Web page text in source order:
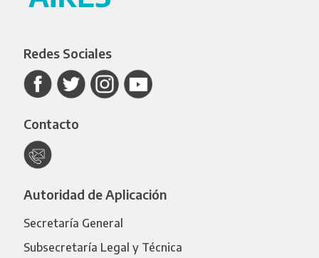
Redes Sociales
Contacto
Autoridad de Aplicación
Secretaría General
Subsecretaría Legal y Técnica